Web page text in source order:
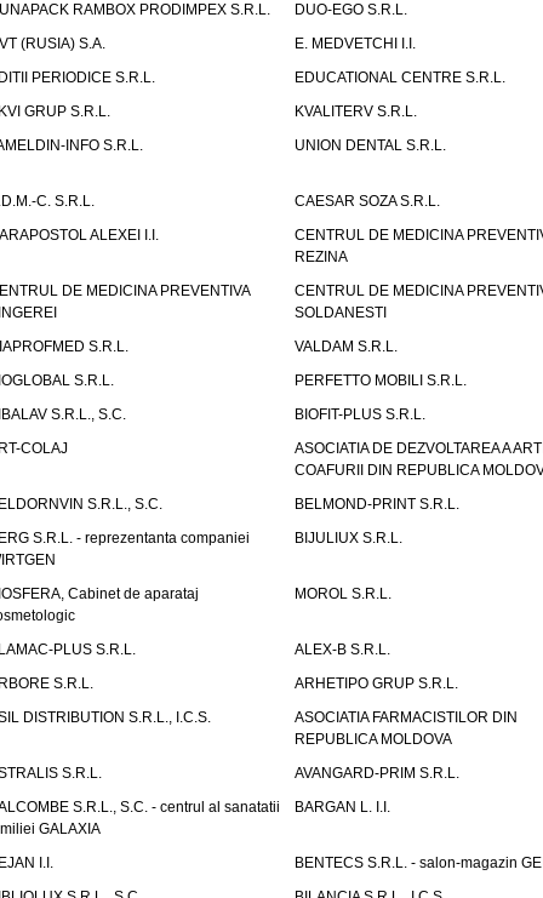
RAMBOX PRODIMPEX S.R.L.
DUO-EGO S.R.L.
(RUSIA) S.A.
E. MEDVETCHI I.I.
PERIODICE S.R.L.
EDUCATIONAL CENTRE S.R.L.
GRUP S.R.L.
KVALITERV S.R.L.
INFO S.R.L.
UNION DENTAL S.R.L.
C. S.R.L.
CAESAR SOZA S.R.L.
ALEXEI I.I.
CENTRUL DE MEDICINA
REZINA
DE MEDICINA PREVENTIVA
CENTRUL DE MEDICINA
SOLDANESTI
S.R.L.
VALDAM S.R.L.
S.R.L.
PERFETTO MOBILI S.R.L.
S.R.L., S.C.
BIOFIT-PLUS S.R.L.
COLAJ
ASOCIATIA DE DEZVOLTAREA A
COAFURII DIN REPUBLICA
S.R.L., S.C.
BELMOND-PRINT S.R.L.
S.R.L. - reprezentanta companiei
BIJULIUX S.R.L.
Cabinet de aparataj
MOROL S.R.L.
PLUS S.R.L.
ALEX-B S.R.L.
S.R.L.
ARHETIPO GRUP S.R.L.
DISTRIBUTION S.R.L., I.C.S.
ASOCIATIA FARMACISTILOR DIN
REPUBLICA MOLDOVA
S.R.L.
AVANGARD-PRIM S.R.L.
S.R.L., S.C. - centrul al sanatatii
GALAXIA
BARGAN L. I.I.
I.I.
BENTECS S.R.L. - salon-magazin